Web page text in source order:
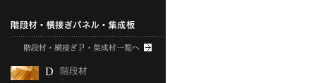
D 階段材
--